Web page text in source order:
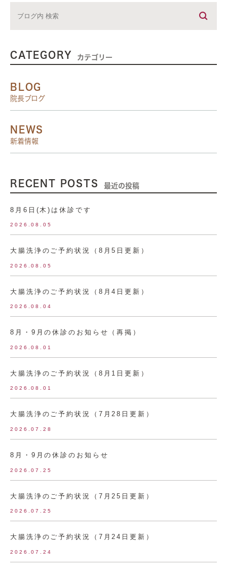
CATEGORY カテゴリー
BLOG
院長ブログ
NEWS
新着情報
RECENT POSTS 最近の投稿
8月6日(木)は休診です
2026.08.05
大腸洗浄のご予約状況（8月5日更新）
2026.08.05
大腸洗浄のご予約状況（8月4日更新）
2026.08.04
8月・9月の休診のお知らせ（再掲）
2026.08.01
大腸洗浄のご予約状況（8月1日更新）
2026.08.01
大腸洗浄のご予約状況（7月28日更新）
2026.07.28
8月・9月の休診のお知らせ
2026.07.25
大腸洗浄のご予約状況（7月25日更新）
2026.07.25
大腸洗浄のご予約状況（7月24日更新）
2026.07.24